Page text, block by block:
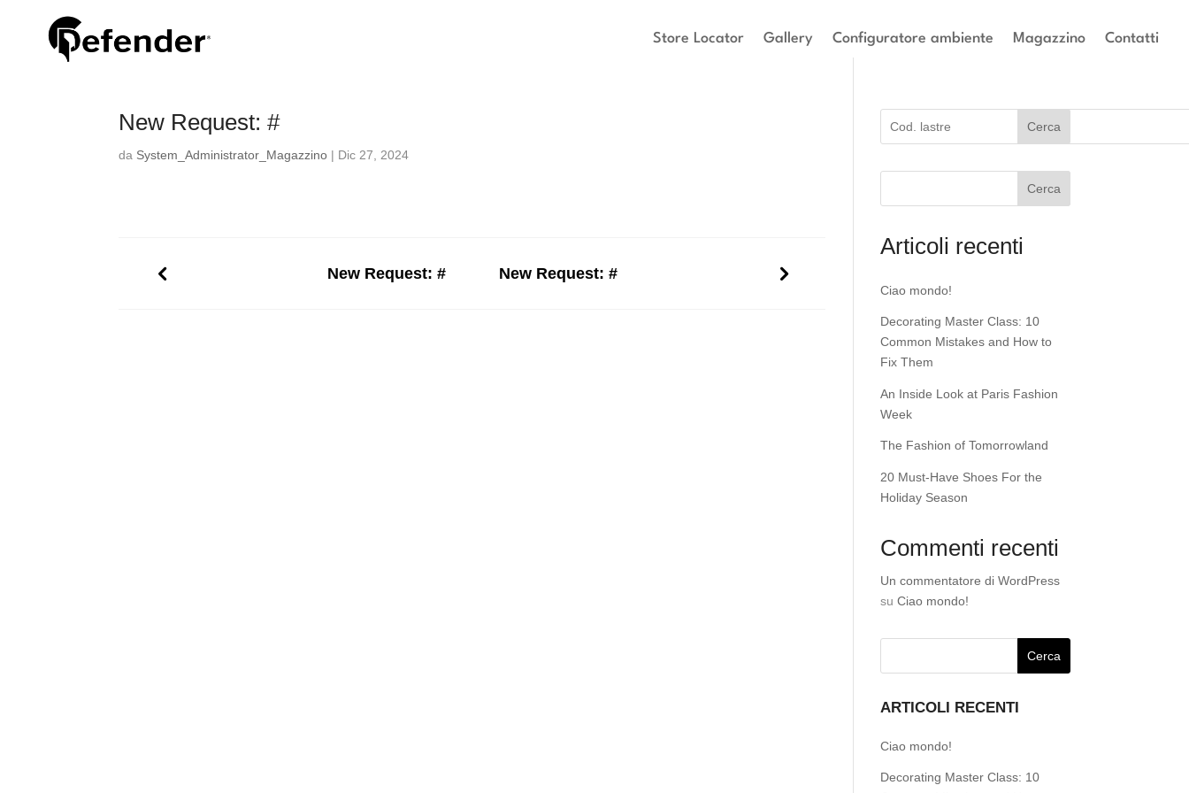
Store Locator Gallery Configuratore ambiente Magazzino Contatti
New Request: #
da System_Administrator_Magazzino | Dic 27, 2024
New Request: # New Request: #
Cerca
Cerca
Articoli recenti
Ciao mondo!
Decorating Master Class: 10
Common Mistakes and How to
Fix Them
An Inside Look at Paris Fashion
Week
The Fashion of Tomorrowland
20 Must-Have Shoes For the
Holiday Season
Commenti recenti
Un commentatore di WordPress
su Ciao mondo!
ARTICOLI RECENTI
Ciao mondo!
Decorating Master Class: 10